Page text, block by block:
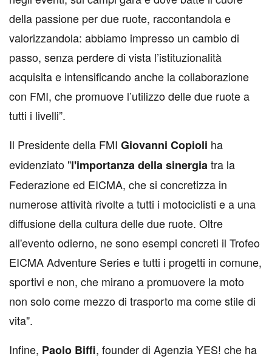
della passione per due ruote, raccontandola e
valorizzandola: abbiamo impresso un cambio di
passo, senza perdere di vista l’istituzionalità
acquisita e intensificando anche la collaborazione
con FMI, che promuove l’utilizzo delle due ruote a
tutti i livelli”.
Il Presidente della FMI Giovanni Copioli ha
evidenziato "l'importanza della sinergiatra la
Federazione ed EICMA, che si concretizza in
numerose attività rivolte a tutti i motociclisti e a una
diffusione della cultura delle due ruote. Oltre
all'evento odierno, ne sono esempi concreti il Trofeo
EICMA Adventure Series e tutti i progetti in comune,
sportivi e non, che mirano a promuovere la moto
non solo come mezzo di trasporto ma come stile di
vita".
Infine, Paolo Biffi, founder di Agenzia YES! che ha